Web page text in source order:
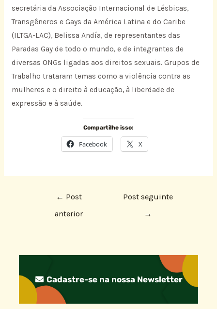
secretária da Associação Internacional de Lésbicas,
Transgêneros e Gays da América Latina e do Caribe
(ILTGA-LAC), Belissa Andía, de representantes das
Paradas Gay de todo o mundo, e de integrantes de
diversas ONGs ligadas aos direitos sexuais. Grupos de
Trabalho trataram temas como a violência contra as
mulheres e o direito à educação, à liberdade de
expressão e à saúde.
Compartilhe isso:
Facebook X
← Post
anterior
Post seguinte
→
Cadastre-se na nossa Newsletter